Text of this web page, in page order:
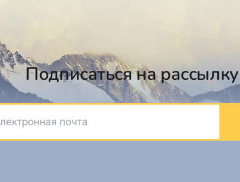
Подписаться на рассылку
почта